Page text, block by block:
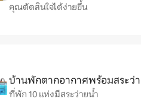
คุณตัดสินใจได้ง่ายขึ้น
บ้านพักตากอากาศพร้อมสระว่
ที่พัก 10 แห่งมีสระว่ายน้ำ